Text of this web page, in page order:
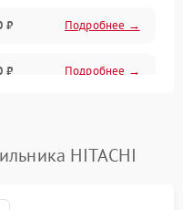
₽ Подробнее →
₽ Подробнее →
₽ Подробнее →
HITACHI